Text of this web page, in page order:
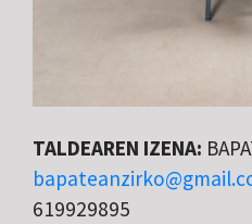
TALDEAREN IZENA:
619929895